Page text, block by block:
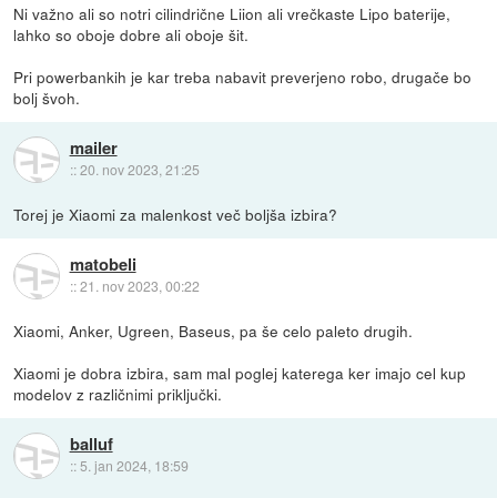
Ni važno ali so notri cilindrične Liion ali vrečkaste Lipo baterije,
lahko so oboje dobre ali oboje šit.
Pri powerbankih je kar treba nabavit preverjeno robo, drugače bo
bolj švoh.
mailer
::20. nov 2023, 21:25
Torej je Xiaomi za malenkost več boljša izbira?
matobeli
::21. nov 2023, 00:22
Xiaomi, Anker, Ugreen, Baseus, pa še celo paleto drugih.
Xiaomi je dobra izbira, sam mal poglej katerega ker imajo cel kup
modelov z različnimi priključki.
balluf
:: 5. jan 2024, 18:59